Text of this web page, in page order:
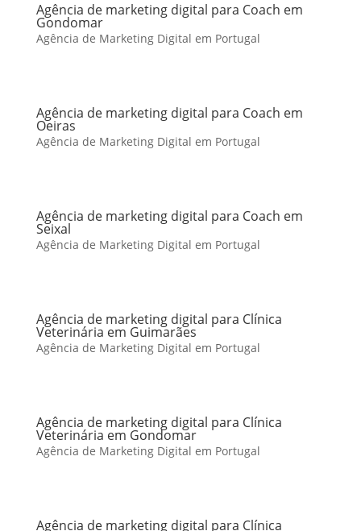
Agência de marketing digital para Coach em
Gondomar
Agência de Marketing Digital em Portugal
Agência de marketing digital para Coach em
Oeiras
Agência de Marketing Digital em Portugal
Agência de marketing digital para Coach em
Seixal
Agência de Marketing Digital em Portugal
Agência de marketing digital para Clínica
Veterinária em Guimarães
Agência de Marketing Digital em Portugal
Agência de marketing digital para Clínica
Veterinária em Gondomar
Agência de Marketing Digital em Portugal
Agência de marketing digital para Clínica